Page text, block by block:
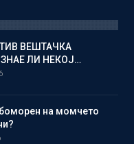
ВЕШТАЧКА
ЛИ НЕКОЈ…
на момчето